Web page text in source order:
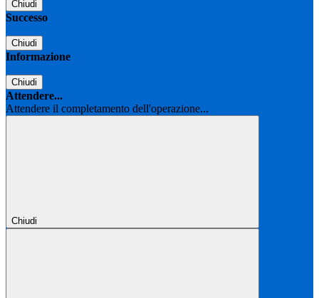
Chiudi
Successo
Chiudi
Informazione
Chiudi
Attendere...
Attendere il completamento dell'operazione...
Chiudi